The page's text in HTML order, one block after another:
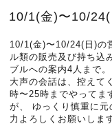
10/1(金)〜10/
10/1(金)〜10/24(日)の
ル類の販売及び持ち込
ブルへの案内4人まで
大声の会話は、控えて
時〜25時までやってま
が、 ゆっくり慎重に
力よろしくお願いしま